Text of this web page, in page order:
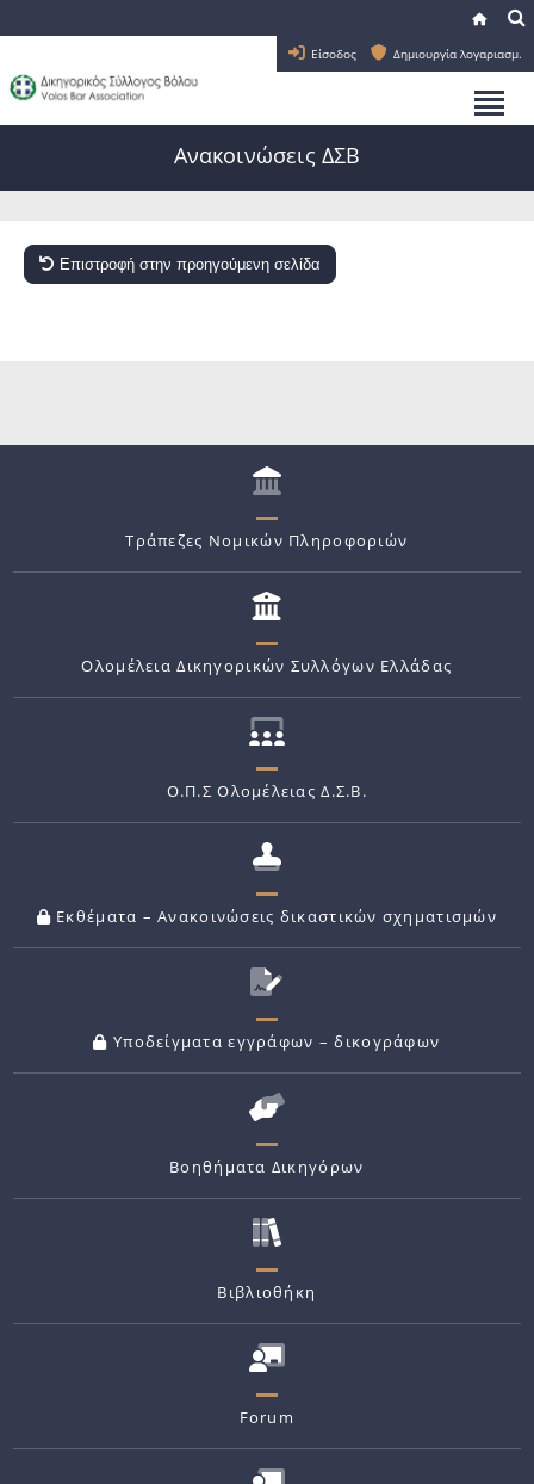
Είσοδος Δημιουργία λογαριασμ.
Ανακοινώσεις ΔΣΒ
Επιστροφή στην προηγούμενη σελίδα
Τράπεζες Νομικών Πληροφοριών
Ολομέλεια Δικηγορικών Συλλόγων Ελλάδας
Ο.Π.Σ Ολομέλειας Δ.Σ.Β.
Εκθέματα – Ανακοινώσεις δικαστικών σχηματισμών
Υποδείγματα εγγράφων – δικογράφων
Βοηθήματα Δικηγόρων
Βιβλιοθήκη
Forum